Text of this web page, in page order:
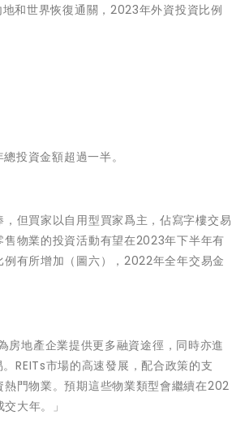
和世界恢復通關，2023年外資投資比例
投資金額超過一半。
但買家以自用型買家爲主，佔寫字樓交易
物業的投資活動有望在2023年下半年有
有所增加（圖六），2022年全年交易金
房地產企業提供更多融資途徑，同時亦進
REITs市場的高速發展，配合政策的支
門物業。預期這些物業類型會繼續在202
大年。」